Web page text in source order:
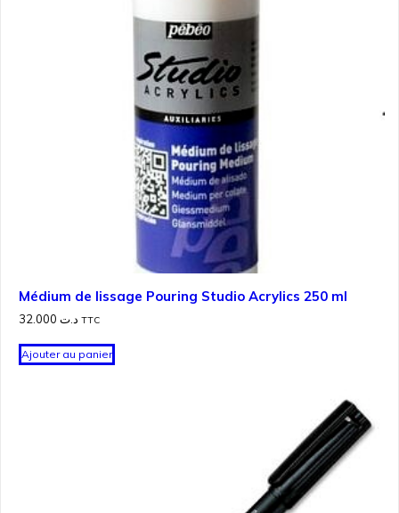
Médium de lissage Pouring Studio Acrylics 250 ml
د.ت TTC
Ajouter au panier